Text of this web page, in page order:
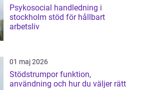
Psykosocial handledning i
stockholm stöd för hållbart
arbetsliv
01 maj 2026
Stödstrumpor funktion,
användning och hur du väljer rätt